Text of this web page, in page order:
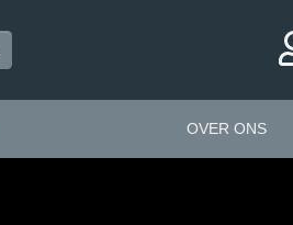
OVER ONS